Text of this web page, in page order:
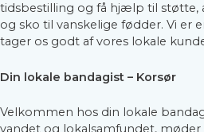
tidsbestilling og få hjælp til støtte,
og sko til vanskelige fødder. Vi er
tager os godt af vores lokale
Din lokale bandagist – Korsør
Velkommen hos din lokale
vandet og lokalsamfundet, møder